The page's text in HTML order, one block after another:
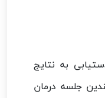
به نتایج
جلسه درمان